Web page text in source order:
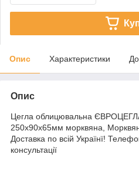
Опис Характеристики
Опис
Цегла облицювальна
250х90х65мм морквяна,
Доставка по всій Українї!
консультації